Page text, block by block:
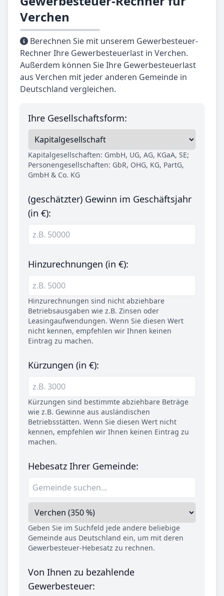
Verchen
Berechnen Sie mit unserem Gewerbesteuer-
Rechner Ihre Gewerbesteuerlast in Verchen.
Außerdem können Sie Ihre Gewerbesteuerlast
aus Verchen mit jeder anderen Gemeinde in
Deutschland vergleichen.
Ihre Gesellschaftsform:
Kapitalgesellschaften: GmbH, UG, AG, KGaA, SE;
Personengesellschaften: GbR, OHG, KG, PartG,
GmbH & Co. KG
(geschätzter) Gewinn im Geschäftsjahr
(in €):
Hinzurechnungen (in €):
Hinzurechnungen sind nicht abziehbare
Betriebsausgaben wie z.B. Zinsen oder
Leasingaufwendungen. Wenn Sie diesen Wert
nicht kennen, empfehlen wir Ihnen keinen
Eintrag zu machen.
Kürzungen (in €):
Kürzungen sind bestimmte abziehbare Beträge
wie z.B. Gewinne aus ausländischen
Betriebsstätten. Wenn Sie diesen Wert nicht
kennen, empfehlen wir Ihnen keinen Eintrag zu
machen.
Hebesatz Ihrer Gemeinde:
Geben Sie im Suchfeld jede andere beliebige
Gemeinde aus Deutschland ein, um mit deren
Gewerbesteuer-Hebesatz zu rechnen.
Von Ihnen zu bezahlende
Gewerbesteuer: